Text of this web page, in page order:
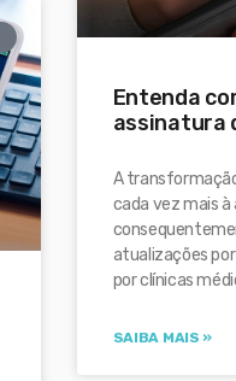
Entenda
assinatura
A
cada vez mais à
atualizações
por clínicas
SAIBA MAIS »